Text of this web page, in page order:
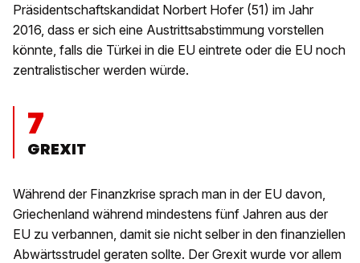
Präsidentschaftskandidat Norbert Hofer (51) im Jahr
2016, dass er sich eine Austrittsabstimmung vorstellen
könnte, falls die Türkei in die EU eintrete oder die EU noch
zentralistischer werden würde.
7
GREXIT
Während der Finanzkrise sprach man in der EU davon,
Griechenland während mindestens fünf Jahren aus der
EU zu verbannen, damit sie nicht selber in den finanziellen
Abwärtsstrudel geraten sollte. Der Grexit wurde vor allem